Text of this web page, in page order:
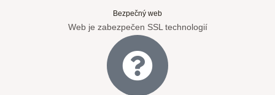
Bezpečný web
Web je zabezpečen SSL technologií